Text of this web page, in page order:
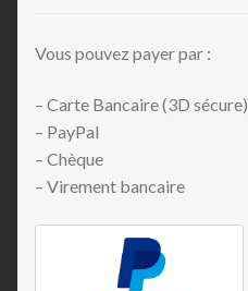
Vous pouvez payer par :
– Carte Bancaire (3D sécure)
– PayPal
– Chèque
– Virement bancaire